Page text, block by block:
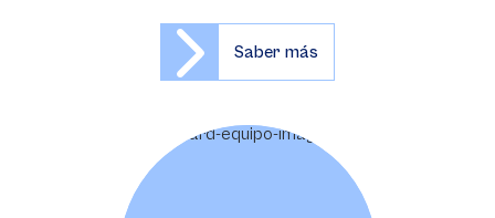
Saber más